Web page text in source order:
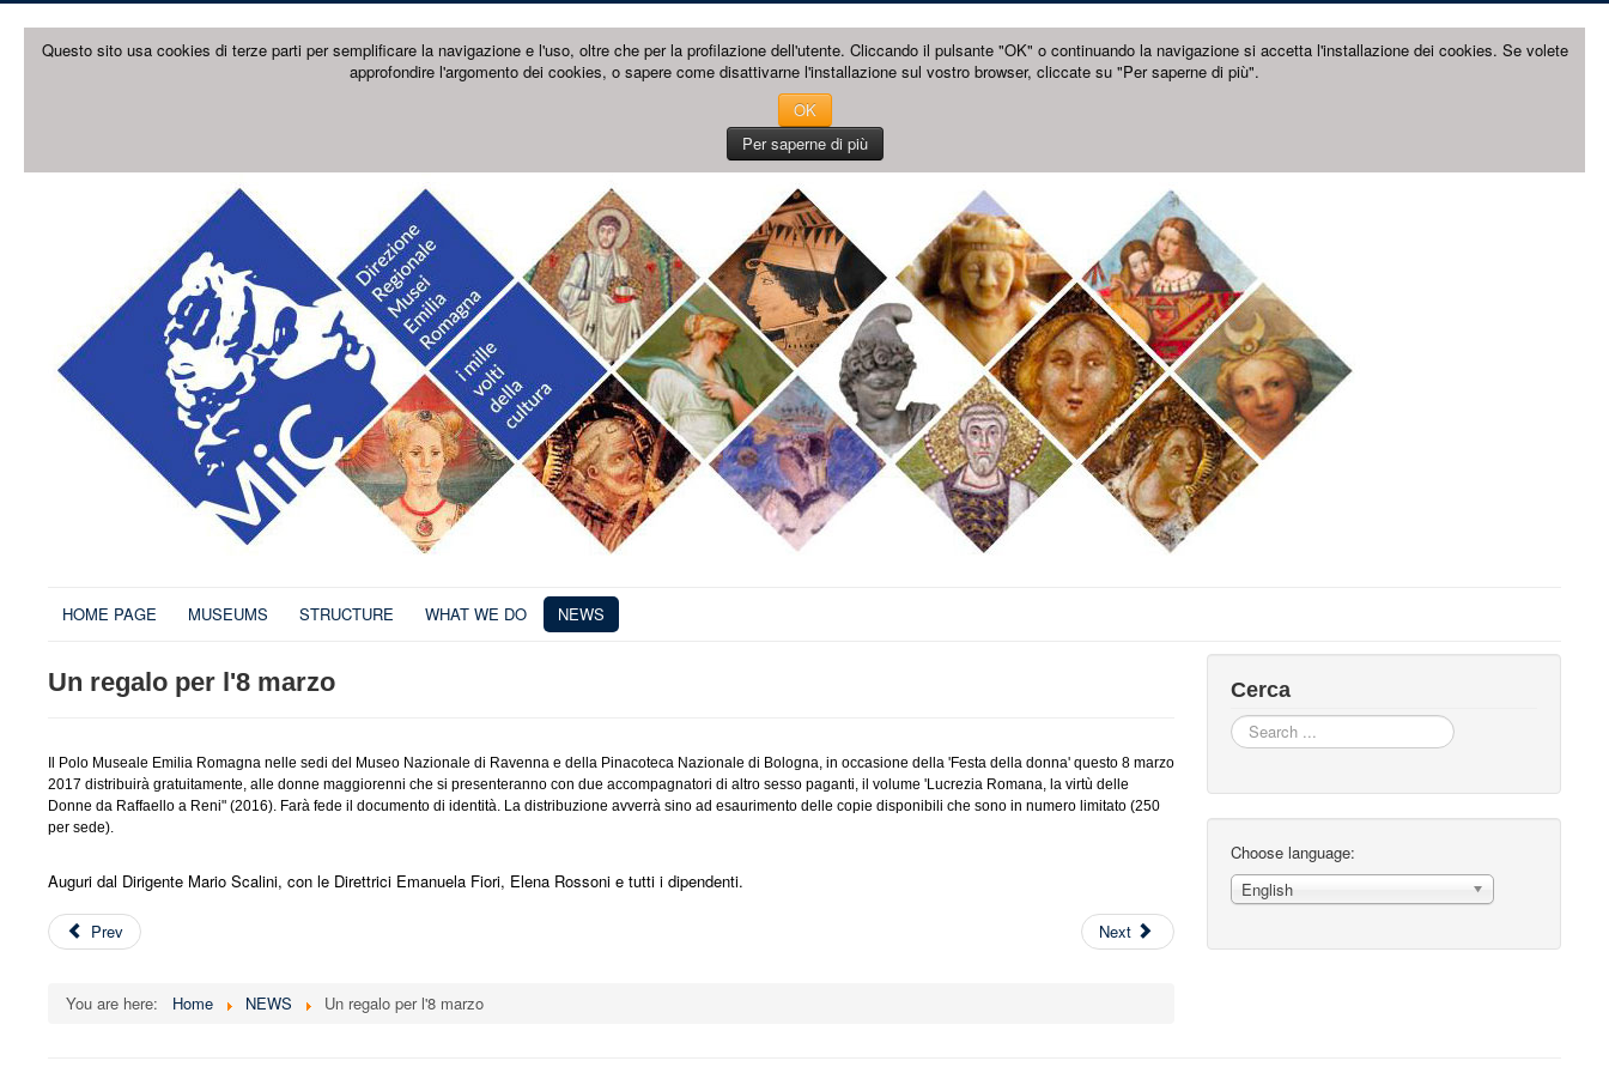
Questo sito usa cookies di terze parti per semplificare la navigazione e l'uso, oltre che per la profilazione dell'utente. Cliccando il pulsante "OK" o continuando la navigazione si accetta l'installazione dei cookies. Se volete
approfondire l'argomento dei cookies, o sapere come disattivarne l'installazione sul vostro browser, cliccate su "Per saperne di più".
OK
Per saperne di più
HOME PAGE MUSEUMS STRUCTURE WHAT WE DO NEWS
Un regalo per l'8 marzo
Il Polo Museale Emilia Romagna nelle sedi del Museo Nazionale di Ravenna e della Pinacoteca Nazionale di Bologna, in occasione della 'Festa della donna' questo 8 marzo
2017 distribuirà gratuitamente, alle donne maggiorenni che si presenteranno con due accompagnatori di altro sesso paganti, il volume 'Lucrezia Romana, la virtù delle
Donne da Raffaello a Reni" (2016). Farà fede il documento di identità. La distribuzione avverrà sino ad esaurimento delle copie disponibili che sono in numero limitato (250
per sede).
Auguri dal Dirigente Mario Scalini, con le Direttrici Emanuela Fiori, Elena Rossoni e tutti i dipendenti.
Prev Next
You are here: Home NEWS Un regalo per l'8 marzo
Cerca
Search
...
Choose language:
English